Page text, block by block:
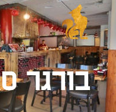
בורגר